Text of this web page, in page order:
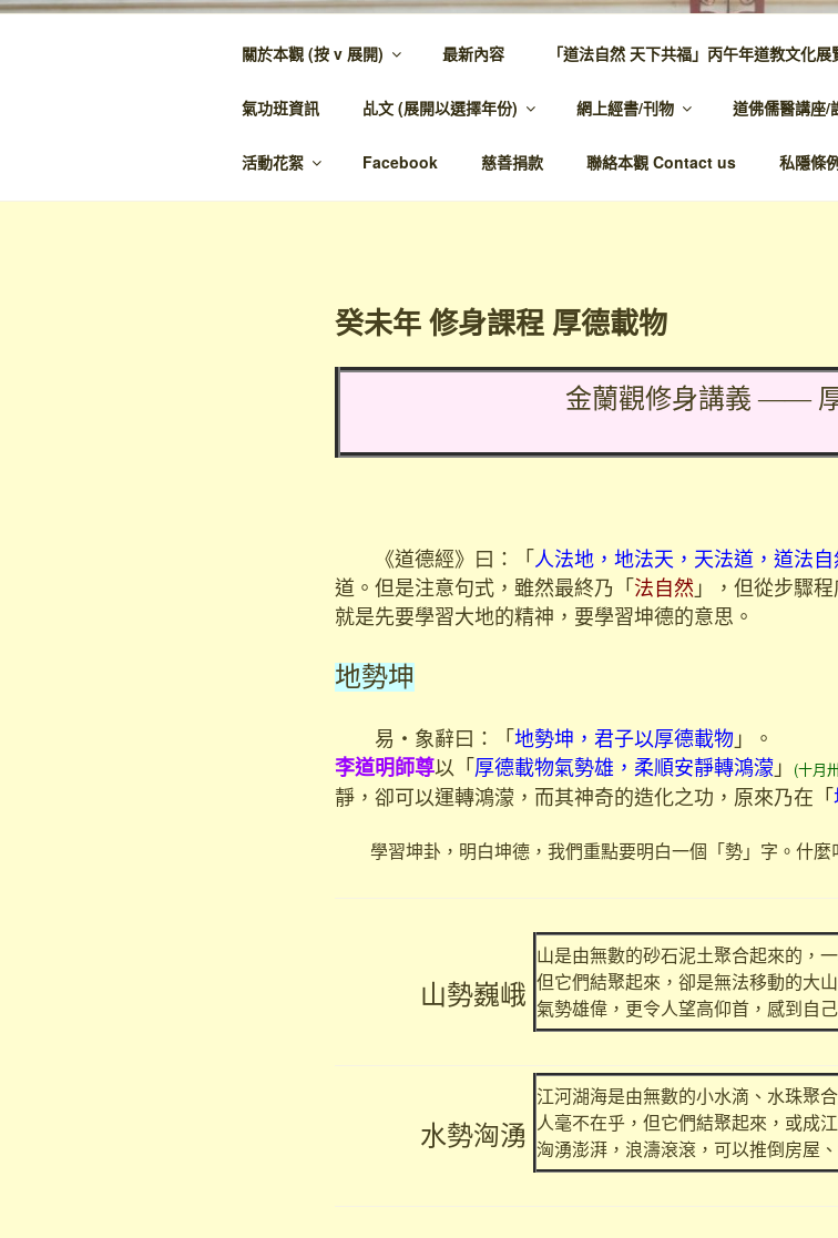
跳
金蘭觀 – 主網頁
金蘭至誠，神人溫馨，代天宣化，百業昌興
關於本觀 (按 v 展開) 最新內容 「道法自然 天下共福」丙午年道教文化展
氣功班資訊 乩文 (展開以選擇年份) 網上經書/刊物 道佛儒醫講座/
活動花絮 Facebook 慈善捐款 聯絡本觀 Contact us 私隱條
癸未年 修身課程 厚德載物
金蘭觀修身講義 ——
《道德經》曰：「人法地，地法天，天法道，道法自
道。但是注意句式，雖然最終乃「法自然 」，但從步驟
就是先要學習大地的精神，要學習坤德的意思。
地勢坤
易‧象辭曰：「地勢坤，君子以厚德載物 」。
李道明師尊以「厚德載物氣勢雄，柔順安靜轉鴻濛」 (十月
靜，卻可以運轉鴻濛，而其神奇的造化之功，原來乃在「
學習坤卦，明白坤德，我們重點要明白一個「勢」字。什麼
山勢巍峨
山是由無數的砂石泥土聚合起來的，
但它們結聚起來，卻是無法移動的大
氣勢雄偉，更令人望高仰首，感到自
水勢洶湧
江河湖海是由無數的小水滴、水珠聚
人毫不在乎，但它們結聚起來，或成
洶湧澎湃，浪濤滾滾，可以推倒房屋